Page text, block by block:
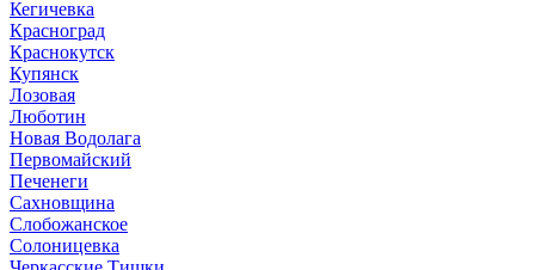
Кегичевка
Красноград
Краснокутск
Купянск
Лозовая
Люботин
Новая Водолага
Первомайский
Печенеги
Сахновщина
Слобожанское
Солоницевка